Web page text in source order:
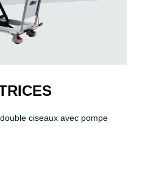
ciseaux avec pompe